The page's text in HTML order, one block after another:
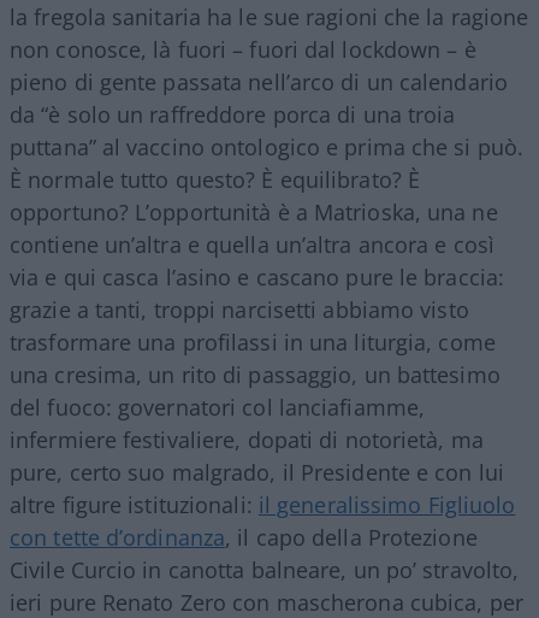
la fregola sanitaria ha le sue ragioni che la ragione
non conosce, là fuori – fuori dal lockdown – è
pieno di gente passata nell’arco di un calendario
da “è solo un raffreddore porca di una troia
puttana” al vaccino ontologico e prima che si può.
È normale tutto questo? È equilibrato? È
opportuno? L’opportunità è a Matrioska, una ne
contiene un’altra e quella un’altra ancora e così
via e qui casca l’asino e cascano pure le braccia:
grazie a tanti, troppi narcisetti abbiamo visto
trasformare una profilassi in una liturgia, come
una cresima, un rito di passaggio, un battesimo
del fuoco: governatori col lanciafiamme,
infermiere festivaliere, dopati di notorietà, ma
pure, certo suo malgrado, il Presidente e con lui
altre figure istituzionali: il generalissimo Figliuolo
con tette d’ordinanza, il capo della Protezione
Civile Curcio in canotta balneare, un po’ stravolto,
ieri pure Renato Zero con mascherona cubica, per